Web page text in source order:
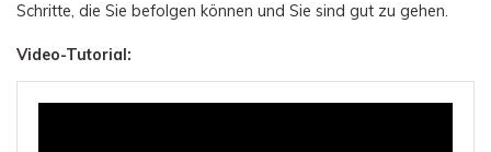
Schritte, die Sie befolgen können und Sie sind gut zu gehen.
Video-Tutorial: